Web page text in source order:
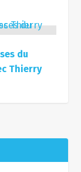
du
Thierry